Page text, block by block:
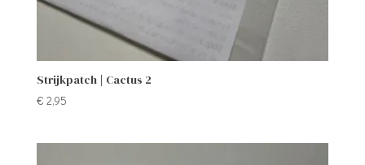
Strijkpatch | Cactus 2
€ 2,95